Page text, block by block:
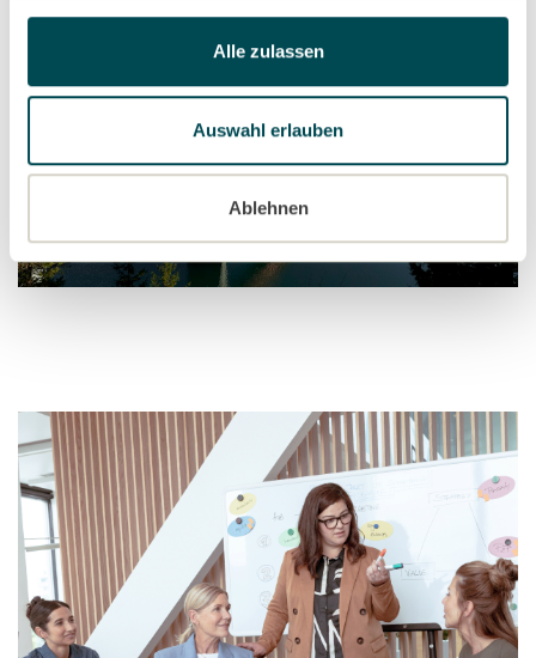
Alle zulassen
Auswahl erlauben
Ablehnen